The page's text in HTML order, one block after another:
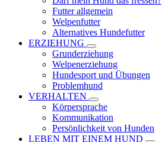
Futter allgemein
Welpenfutter
Alternatives Hundefutter
ERZIEHUNG
Grunderziehung
Welpenerziehung
Hundesport und Übungen
Problemhund
VERHALTEN
Körpersprache
Kommunikation
Persönlichkeit von Hunden
LEBEN MIT EINEM HUND